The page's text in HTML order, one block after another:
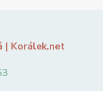
| Korálek.net